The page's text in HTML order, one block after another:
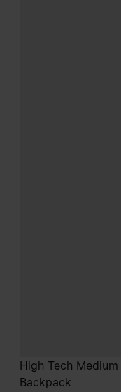
High Tech Medium
Backpack